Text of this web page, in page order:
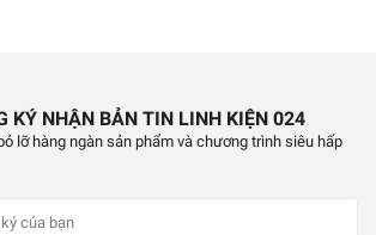
Bánh Xe Vàng 66mm
Hành:
hàng trong vòng 7 ngày do lỗi nhà
KÝ NHẬN BẢN TIN LINH KIỆN 024
lỡ hàng ngàn sản phẩm và chương trình siêu hấp